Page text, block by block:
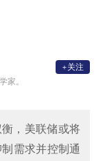
家。
+关注
，美联储或将
需求并控制通